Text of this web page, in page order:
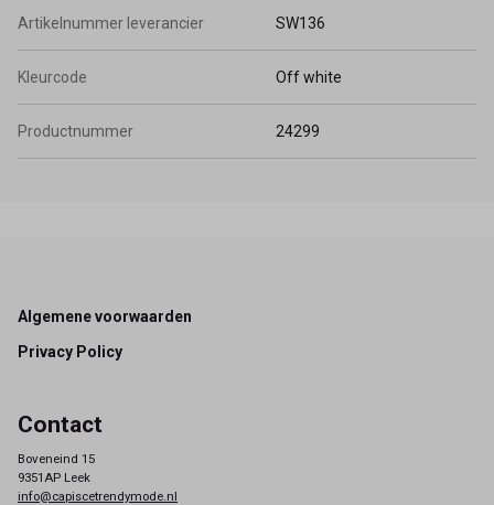
Artikelnummer leverancier SW136
Kleurcode Off white
Productnummer 24299
Footer
Algemene voorwaarden
Privacy Policy
Contact
Boveneind 15
9351AP Leek
info@capiscetrendymode.nl